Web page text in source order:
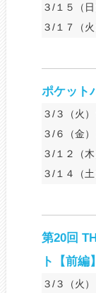
３/１５（
３/１７（
ポケット
３/３（火
３/６（金
３/１２（
３/１４（
第20回
ト【前編
３/３（火